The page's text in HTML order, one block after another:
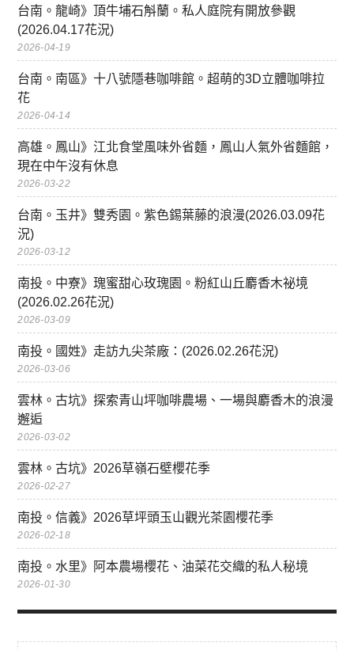
台南。龍崎》頂牛埔石斛蘭。私人庭院有開放參觀
(2026.04.17花況)
2026-04-19
台南。南區》十八號隱巷咖啡館。超萌的3D立體咖啡拉
花
2026-04-14
高雄。鳳山》江北食堂風味外省麵，鳳山人氣外省麵館，
現在中午沒有休息
2026-03-22
台南。玉井》雙秀園。紫色錫葉藤的浪漫(2026.03.09花
況)
2026-03-12
南投。中寮》瑰蜜甜心玫瑰園。粉紅山丘麝香木祕境
(2026.02.26花況)
2026-03-09
南投。國姓》走訪九尖茶廠：(2026.02.26花況)
2026-03-06
雲林。古坑》探索青山坪咖啡農場、一場與麝香木的浪漫
邂逅
2026-03-02
雲林。古坑》2026草嶺石壁櫻花季
2026-02-27
南投。信義》2026草坪頭玉山觀光茶園櫻花季
2026-02-18
南投。水里》阿本農場櫻花、油菜花交織的私人秘境
2026-01-30